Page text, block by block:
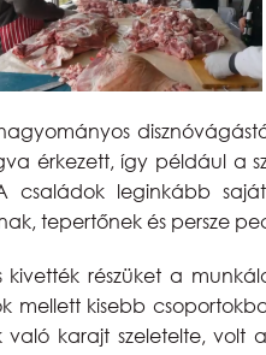
érkezett, így például a
leginkább saját
tepertőnek és persze
kivették részüket a
mellett kisebb
karajt szeletelte, volt